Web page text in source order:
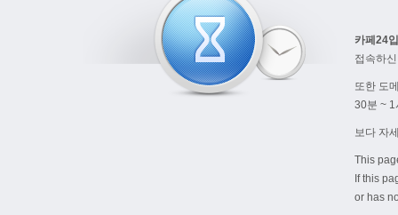
카페24
접속하
또한 도
30분 ~ 1
보다 자
This
If this
or has